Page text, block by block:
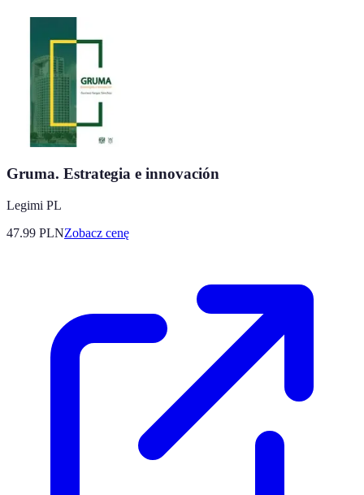
Gruma. Estrategia e innovación
Legimi PL
47.99 PLNZobacz cenę